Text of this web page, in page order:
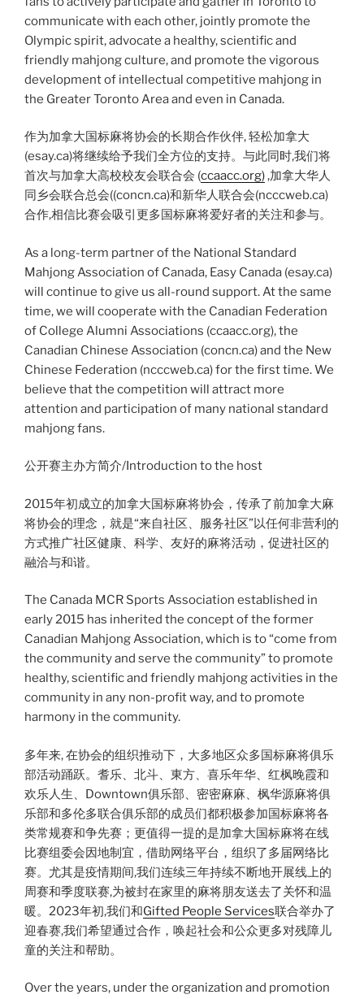
communicate with each other, jointly promote the
Olympic spirit, advocate a healthy, scientific and
friendly mahjong culture, and promote the vigorous
development of intellectual competitive mahjong in
the Greater Toronto Area and even in Canada.
作为加拿大国标麻将协会的长期合作伙伴, 轻松加拿大
(esay.ca)将继续给予我们全方位的支持。与此同时,我们将
首次与加拿大高校校友会联合会 (ccaacc.org),加拿大华人
同乡会联合总会((concn.ca)和新华人联合会(ncccweb.ca)
合作,相信比赛会吸引更多国标麻将爱好者的关注和参与。
As a long-term partner of the National Standard
Mahjong Association of Canada, Easy Canada (esay.ca)
will continue to give us all-round support. At the same
time, we will cooperate with the Canadian Federation
of College Alumni Associations (ccaacc.org), the
Canadian Chinese Association (concn.ca) and the New
Chinese Federation (ncccweb.ca) for the first time. We
believe that the competition will attract more
attention and participation of many national standard
mahjong fans.
公开赛主办方简介/Introduction to the host
2015年初成立的加拿大国标麻将协会，传承了前加拿大麻
将协会的理念，就是“来自社区、服务社区”以任何非营利的
方式推广社区健康、科学、友好的麻将活动，促进社区的
融洽与和谐。
The Canada MCR Sports Association established in
early 2015 has inherited the concept of the former
Canadian Mahjong Association, which is to “come from
the community and serve the community” to promote
healthy, scientific and friendly mahjong activities in the
community in any non-profit way, and to promote
harmony in the community.
多年来, 在协会的组织推动下，大多地区众多国标麻将俱乐
部活动踊跃。耆乐、北斗、東方、喜乐年华、红枫晚霞和
欢乐人生、Downtown俱乐部、密密麻麻、枫华源麻将俱
乐部和多伦多联合俱乐部的成员们都积极参加国标麻将各
类常规赛和争先赛；更值得一提的是加拿大国标麻将在线
比赛组委会因地制宜，借助网络平台，组织了多届网络比
赛。尤其是疫情期间,我们连续三年持续不断地开展线上的
周赛和季度联赛,为被封在家里的麻将朋友送去了关怀和温
暖。2023年初,我们和Gifted People Services联合举办了
迎春赛,我们希望通过合作，唤起社会和公众更多对残障儿
童的关注和帮助。
Over the years, under the organization and promotion